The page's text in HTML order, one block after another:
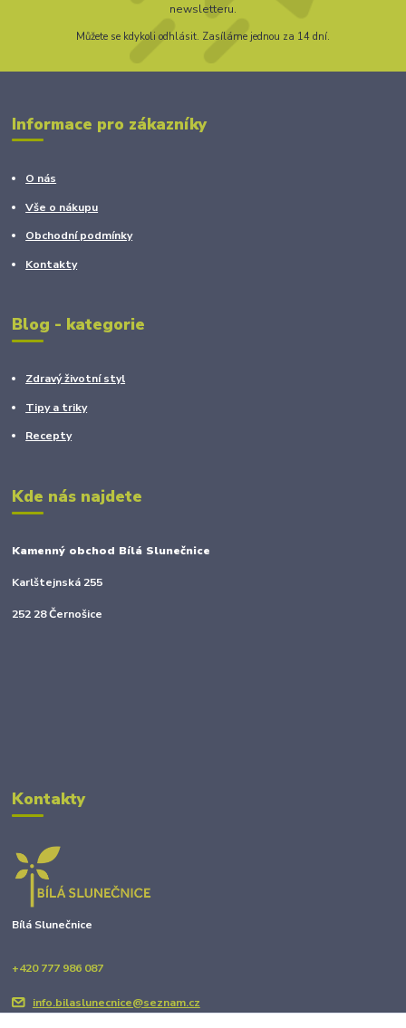
newsletteru.
Můžete se kdykoli odhlásit. Zasíláme jednou za 14 dní.
Informace pro zákazníky
O nás
Vše o nákupu
Obchodní podmínky
Kontakty
Blog - kategorie
Zdravý životní styl
Tipy a triky
Recepty
Kde nás najdete
Kamenný obchod Bílá Slunečnice
Karlštejnská 255
252 28 Černošice
Kontakty
Bílá Slunečnice
+420 777 986 087
info.bilaslunecnice@seznam.cz